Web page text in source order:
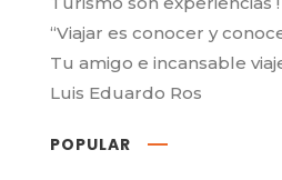
“Viajar es conocer y
Tu amigo e incansable
Luis Eduardo Ros
POPULAR